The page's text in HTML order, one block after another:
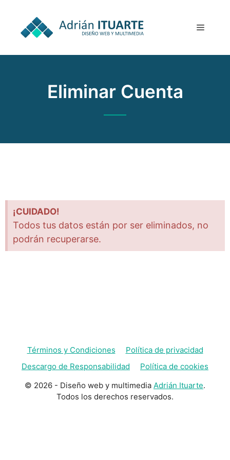
Eliminar Cuenta
¡CUIDADO!
Todos tus datos están por ser eliminados, no
podrán recuperarse.
Términos y Condiciones
Política de privacidad
Descargo de Responsabilidad
Política de cookies
© 2026 - Diseño web y multimedia Adrián Ituarte.
Todos los derechos reservados.